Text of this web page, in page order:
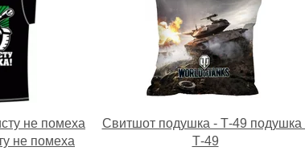
не помеха
не помеха
Свитшот подушка - Т-49 подушка
Т-49